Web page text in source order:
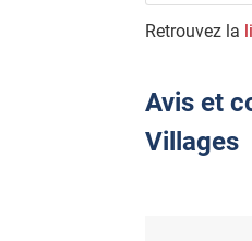
Retrouvez la
Avis et
Villages